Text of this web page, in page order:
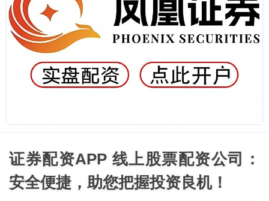
证券配资APP 线上股票配资公司：
安全便捷，助您把握投资良机！